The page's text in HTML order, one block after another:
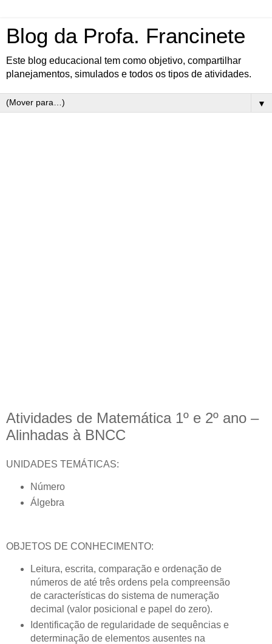
Blog da Profa. Francinete
Este blog educacional tem como objetivo, compartilhar
planejamentos, simulados e todos os tipos de atividades.
▼
Atividades de Matemática 1º e 2º ano –
Alinhadas à BNCC
UNIDADES TEMÁTICAS:
Número
Álgebra
OBJETOS DE CONHECIMENTO:
Leitura, escrita, comparação e ordenação de
números de até três ordens pela compreensão
de características do sistema de numeração
decimal (valor posicional e papel do zero).
Identificação de regularidade de sequências e
determinação de elementos ausentes na